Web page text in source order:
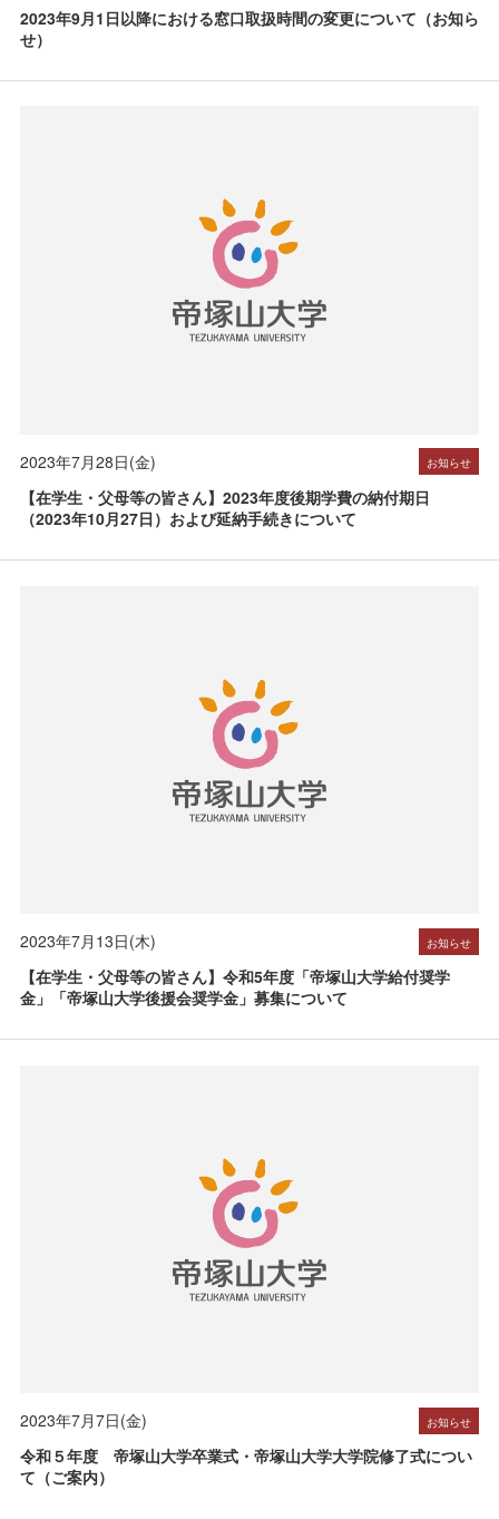
2023年9月1日以降における窓口取扱時間の変更について（お知ら
せ）
2023年7月28日(金) お知らせ
【在学生・父母等の皆さん】2023年度後期学費の納付期日
（2023年10月27日）および延納手続きについて
2023年7月13日(木) お知らせ
【在学生・父母等の皆さん】令和5年度「帝塚山大学給付奨学
金」「帝塚山大学後援会奨学金」募集について
2023年7月7日(金) お知らせ
令和５年度 帝塚山大学卒業式・帝塚山大学大学院修了式につい
て（ご案内）